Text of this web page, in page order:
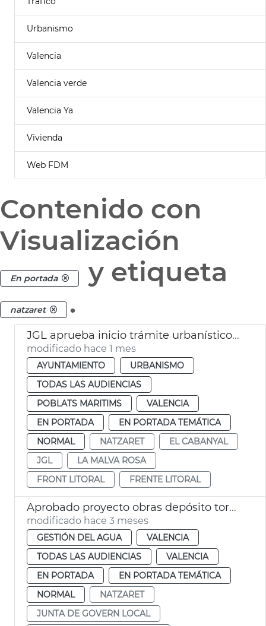
Urbanismo
Valencia
Valencia verde
Valencia Ya
Vivienda
Web FDM
Contenido con
Visualización
En portada y etiqueta
natzaret .
JGL aprueba inicio trámite urbanístico frente Litoral València
modificado hace 1 mes
AYUNTAMIENTO
URBANISMO
TODAS LAS AUDIENCIAS
POBLATS MARITIMS
VALENCIA
EN PORTADA
EN PORTADA TEMÁTICA
NORMAL
NATZARET
EL CABANYAL
JGL
LA MALVA ROSA
FRONT LITORAL
FRENTE LITORAL
Aprobado proyecto obras depósito tormentas Nazaret
modificado hace 3 meses
GESTIÓN DEL AGUA
VALENCIA
TODAS LAS AUDIENCIAS
VALENCIA
EN PORTADA
EN PORTADA TEMÁTICA
NORMAL
NATZARET
JUNTA DE GOVERN LOCAL